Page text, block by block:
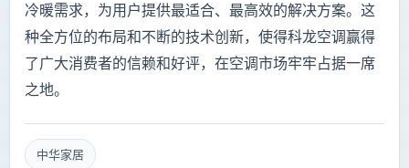
冷暖需求，为用户提供最适合、最高效的解决方案。这
种全方位的布局和不断的技术创新，使得科龙空调赢得
了广大消费者的信赖和好评，在空调市场牢牢占据一席
之地。
中华家居